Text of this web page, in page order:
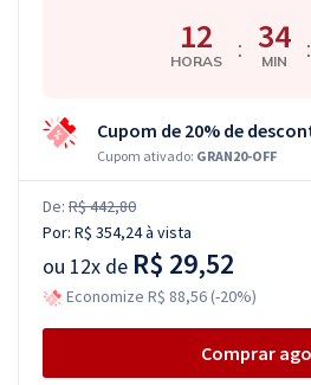
12
HORAS : 34
MIN :
Cupom de 20% de
Cupom ativado: GRAN20-OFF
De: R$ 442,80
Por: R$ 354,24à vista
ou 12x de R$ 29,52
Economize R$ 88,56 (-20%)
Comprar